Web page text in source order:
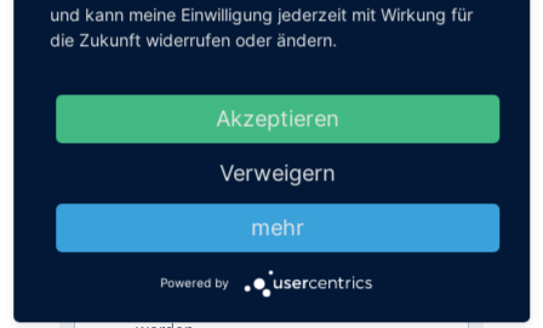
ausschließlich dafür genutzt, Ihnen
unseren Newsletter und Informationen
enthaltenen Link abmelden.
Wir verwenden Sendinblue als unsere
Marketing-Plattform. Wenn Sie das
Formular ausfüllen und absenden,
bestätigen Sie, dass die von Ihnen
angegebenen Informationen an
Sendinblue zur Bearbeitung gemäß
Nutzungsbedingungen
und kann meine Einwilligung jederzeit mit Wirkung für
die Zukunft widerrufen oder ändern.
Akzeptieren
Verweigern
mehr
Powered by